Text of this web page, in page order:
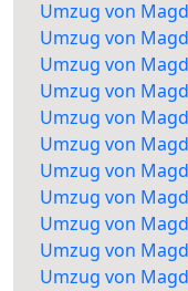
Umzug von
Umzug von
Umzug von
Umzug von
Umzug von
Umzug von
Umzug von
Umzug von
Umzug von
Umzug von
Umzug von